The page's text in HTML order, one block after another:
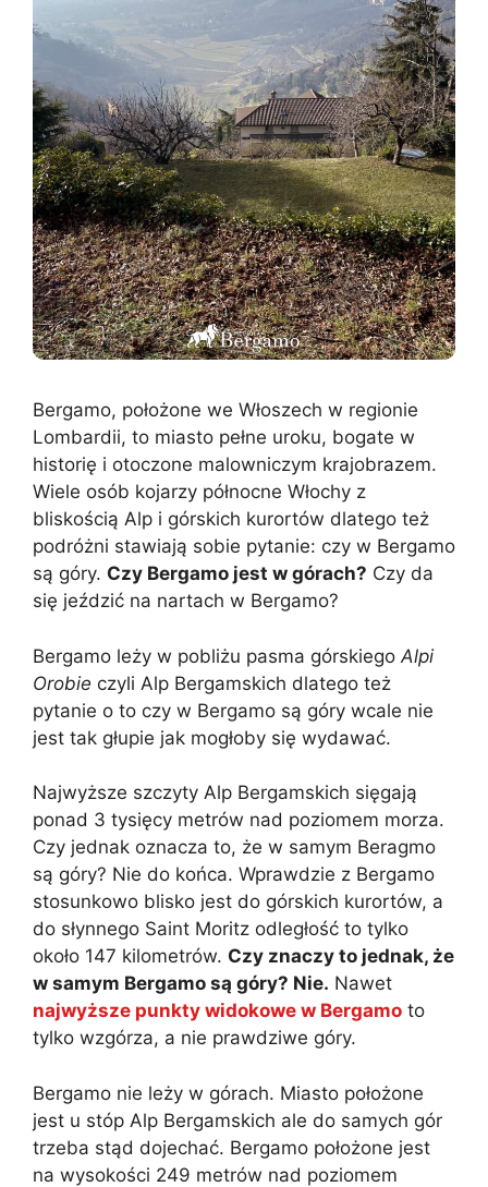
Bergamo, położone we Włoszech w regionie
Lombardii, to miasto pełne uroku, bogate w
historię i otoczone malowniczym krajobrazem.
Wiele osób kojarzy północne Włochy z
bliskością Alp i górskich kurortów dlatego też
podróżni stawiają sobie pytanie: czy w Bergamo
są góry. Czy Bergamo jest w górach? Czy da
się jeździć na nartach w Bergamo?
Bergamo leży w pobliżu pasma górskiego Alpi
Orobie czyli Alp Bergamskich dlatego też
pytanie o to czy w Bergamo są góry wcale nie
jest tak głupie jak mogłoby się wydawać.
Najwyższe szczyty Alp Bergamskich sięgają
ponad 3 tysięcy metrów nad poziomem morza.
Czy jednak oznacza to, że w samym Beragmo
są góry? Nie do końca. Wprawdzie z Bergamo
stosunkowo blisko jest do górskich kurortów, a
do słynnego Saint Moritz odległość to tylko
około 147 kilometrów. Czy znaczy to jednak, że
w samym Bergamo są góry? Nie. Nawet
najwyższe punkty widokowe w Bergamo to
tylko wzgórza, a nie prawdziwe góry.
Bergamo nie leży w górach. Miasto położone
jest u stóp Alp Bergamskich ale do samych gór
trzeba stąd dojechać. Bergamo położone jest
na wysokości 249 metrów nad poziomem